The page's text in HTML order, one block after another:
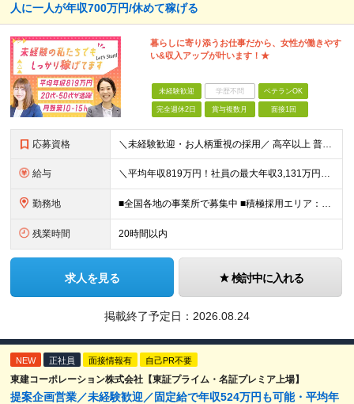
人に一人が年収700万円/休めて稼げる
暮らしに寄り添うお仕事だから、女性が働きやす
い&収入アップが叶います！★
未経験歓迎 学歴不問 ベテランOK
完全週休2日 賞与複数月 面接1回
応募資格 ＼未経験歓迎・お人柄重視の採用／ 高卒以上 普通自動車第一種運転免許取得者（AT限定可） ★職歴は全く問いません！20代～50代が幅広く活躍中 前向きにコツコツと向き合える方であれば結果がついてくる
給与 ＼平均年収819万円！社員の最大年収3,131万円／ ＼2人に1人が年収700万円以上／ ＼5人に1人が年収1,000万円以上！／ 固定給だけで、年収524万円も可能！ インセンティブだけでなく固定給
勤務地 ■全国各地の事業所で募集中 ■積極採用エリア：東京・神奈川・埼玉・千葉・愛知 ※希望の勤務地で働ける！通勤可能な事業所を選定していきます ※地元に戻って働きたいUターン希望者も歓迎します！ ※社用車を
残業時間 20時間以内
求人を見る 検討中に入れる
掲載終了予定日： 2026.08.24
NEW 正社員 面接情報有 自己PR不要
東建コーポレーション株式会社【東証プライム・名証プレミア上場】
提案企画営業／未経験歓迎／固定給で年収524万円も可能・平均年